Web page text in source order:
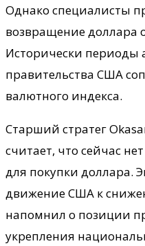
Однако специалисты
возвращение доллара
Исторически периоды
правительства США
валютного индекса.
Старший стратег
считает, что сейчас
для покупки доллара.
движение США к
напомнил о позиции
укрепления